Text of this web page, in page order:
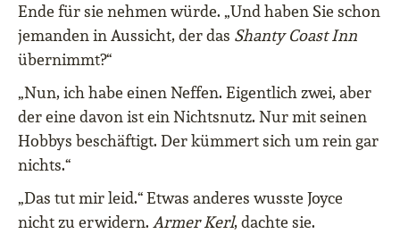
Ende für sie nehmen würde. „Und haben Sie schon
jemanden in Aussicht, der das Shanty Coast Inn
übernimmt?“
„Nun, ich habe einen Neffen. Eigentlich zwei, aber
der eine davon ist ein Nichtsnutz. Nur mit seinen
Hobbys beschäftigt. Der kümmert sich um rein gar
nichts.“
„Das tut mir leid.“ Etwas anderes wusste Joyce
nicht zu erwidern. Armer Kerl, dachte sie.